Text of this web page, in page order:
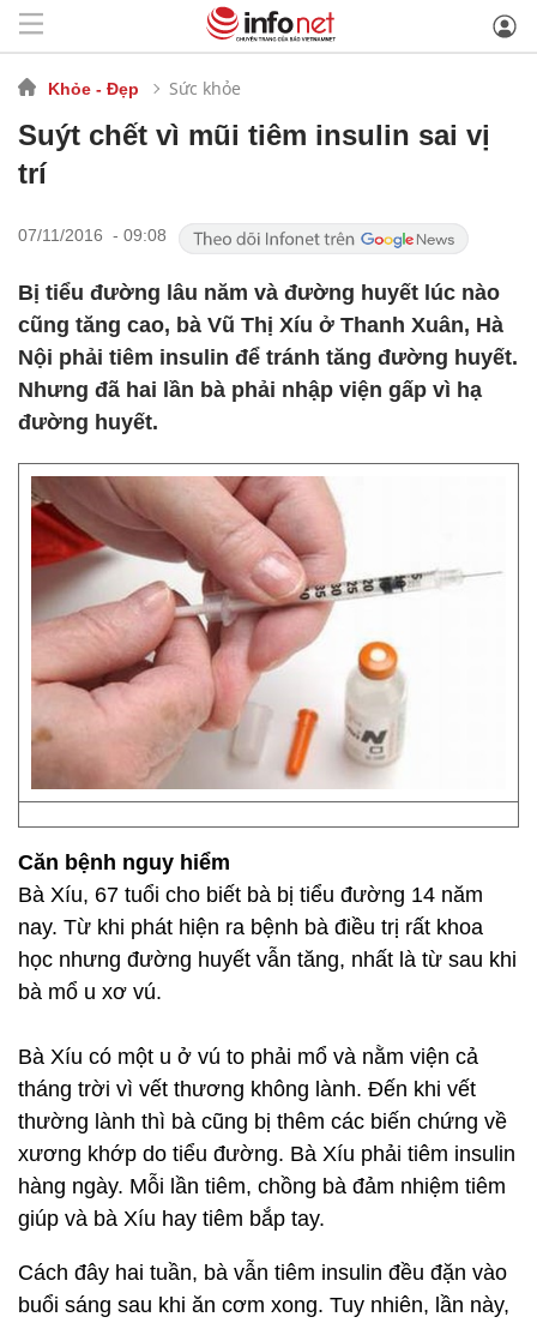
Khỏe - Đẹp Sức khỏe
Suýt chết vì mũi tiêm insulin sai vị
trí
07/11/2016 - 09:08
Bị tiểu đường lâu năm và đường huyết lúc nào
cũng tăng cao, bà Vũ Thị Xíu ở Thanh Xuân, Hà
Nội phải tiêm insulin để tránh tăng đường huyết.
Nhưng đã hai lần bà phải nhập viện gấp vì hạ
đường huyết.
Căn bệnh nguy hiểm
Bà Xíu, 67 tuổi cho biết bà bị tiểu đường 14 năm
nay. Từ khi phát hiện ra bệnh bà điều trị rất khoa
học nhưng đường huyết vẫn tăng, nhất là từ sau khi
bà mổ u xơ vú.
Bà Xíu có một u ở vú to phải mổ và nằm viện cả
tháng trời vì vết thương không lành. Đến khi vết
thường lành thì bà cũng bị thêm các biến chứng về
xương khớp do tiểu đường. Bà Xíu phải tiêm insulin
hàng ngày. Mỗi lần tiêm, chồng bà đảm nhiệm tiêm
giúp và bà Xíu hay tiêm bắp tay.
Cách đây hai tuần, bà vẫn tiêm insulin đều đặn vào
buổi sáng sau khi ăn cơm xong. Tuy nhiên, lần này,